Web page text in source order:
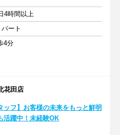
4時間以上
ート
4分
花田店
ッフ】お客様の未来をもっと鮮明
活躍中！未経験OK